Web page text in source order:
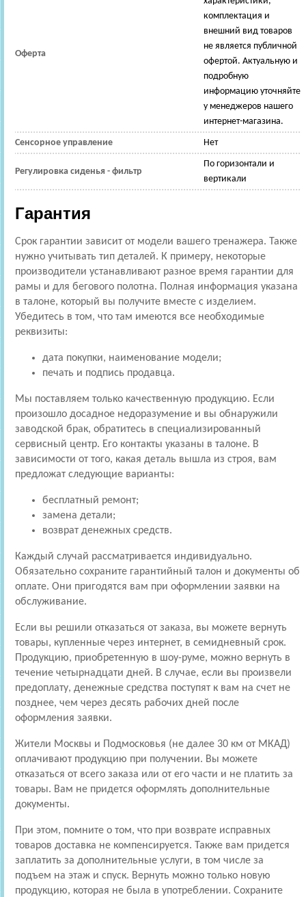
Оферта
комплектация и
внешний вид товаров
не является публичной
офертой. Актуальную и
подробную
информацию уточняйте
у менеджеров нашего
интернет-магазина.
Сенсорное управление Нет
Регулировка сиденья - фильтр
По горизонтали и
вертикали
Гарантия
Срок гарантии зависит от модели вашего тренажера. Также
нужно учитывать тип деталей. К примеру, некоторые
производители устанавливают разное время гарантии для
рамы и для бегового полотна. Полная информация указана
в талоне, который вы получите вместе с изделием.
Убедитесь в том, что там имеются все необходимые
реквизиты:
дата покупки, наименование модели;
печать и подпись продавца.
Мы поставляем только качественную продукцию. Если
произошло досадное недоразумение и вы обнаружили
заводской брак, обратитесь в специализированный
сервисный центр. Его контакты указаны в талоне. В
зависимости от того, какая деталь вышла из строя, вам
предложат следующие варианты:
бесплатный ремонт;
замена детали;
возврат денежных средств.
Каждый случай рассматривается индивидуально.
Обязательно сохраните гарантийный талон и документы об
оплате. Они пригодятся вам при оформлении заявки на
обслуживание.
Если вы решили отказаться от заказа, вы можете вернуть
товары, купленные через интернет, в семидневный срок.
Продукцию, приобретенную в шоу-руме, можно вернуть в
течение четырнадцати дней. В случае, если вы произвели
предоплату, денежные средства поступят к вам на счет не
позднее, чем через десять рабочих дней после
оформления заявки.
Жители Москвы и Подмосковья (не далее 30 км от МКАД)
оплачивают продукцию при получении. Вы можете
отказаться от всего заказа или от его части и не платить за
товары. Вам не придется оформлять дополнительные
документы.
При этом, помните о том, что при возврате исправных
товаров доставка не компенсируется. Также вам придется
заплатить за дополнительные услуги, в том числе за
подъем на этаж и спуск. Вернуть можно только новую
продукцию, которая не была в употреблении. Сохраните